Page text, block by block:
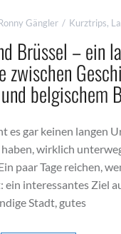
Gängler Kurztrips,
Brüssel – ein
zwischen
belgischem
es gar keinen langen
wirklich
paar Tage reichen,
ein interessantes Ziel
Stadt, gutes